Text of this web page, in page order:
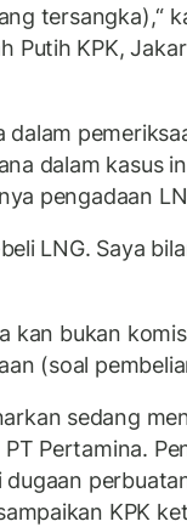
tersangka),“
Putih KPK,
dalam
dalam kasus
pengadaan
LNG. Saya
kan bukan
(soal
sedang
Pertamina.
KPK